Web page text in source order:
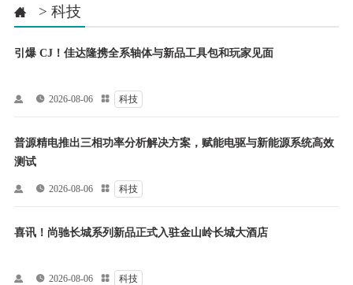
 > 科技
引爆 CJ！佳达隆携全系轴体与新品工具包和玩家见面
  2026-08-06  科技
普源精电推出三相功率分析解决方案，赋能电驱与新能源系统高效
测试
  2026-08-06  科技
喜讯！尚驰长城系列新品正式入驻金山岭长城大酒店
  2026-08-06  科技